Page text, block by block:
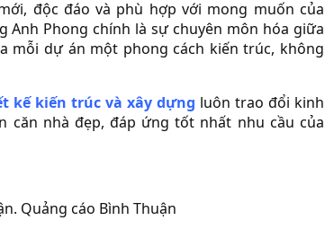
độc đáo và phù hợp với mong muốn của
Anh Phong chính là sự chuyên môn hóa giữa
mỗi dự án một phong cách kiến trúc, không
kế kiến trúc và xây dựng luôn trao đổi kinh
căn nhà đẹp, đáp ứng tốt nhất nhu cầu của